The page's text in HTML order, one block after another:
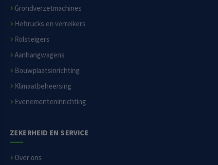
Grondverzetmachines
Heftrucks en verreikers
Rolsteigers
Aanhangwagens
Bouwplaatsinrichting
Klimaatbeheersing
Evenementeninrichting
ZEKERHEID EN SERVICE
Over ons